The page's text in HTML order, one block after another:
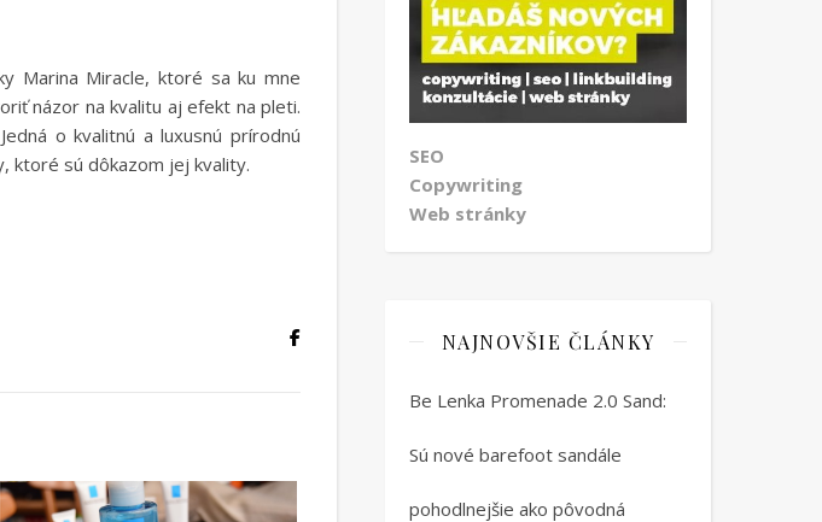
Marina Miracle, ktoré sa ku mne
názor na kvalitu aj efekt na pleti.
o kvalitnú a luxusnú prírodnú
ktoré sú dôkazom jej kvality.
SEO
Copywriting
Web stránky
NAJNOVŠIE ČLÁNKY
Be Lenka Promenade 2.0 Sand:
Sú nové barefoot sandále
pohodlnejšie ako pôvodná